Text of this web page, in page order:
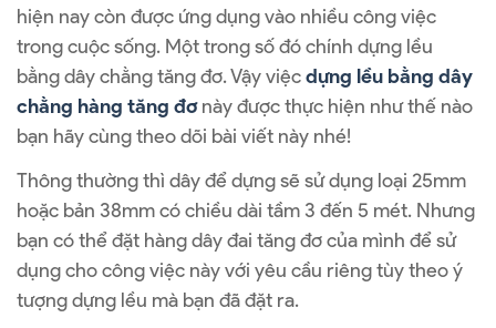
hiện nay còn được ứng dụng vào nhiều công việc
trong cuộc sống. Một trong số đó chính dựng lều
bằng dây chằng tăng đơ. Vậy việcdựng lều bằng dây
chằng hàng tăng đơnày được thực hiện như thế nào
bạn hãy cùng theo dõi bài viết này nhé!
Thông thường thì dây để dựng sẽ sử dụng loại 25mm
hoặc bản 38mm có chiều dài tầm 3 đến 5 mét. Nhưng
bạn có thể đặt hàng dây đai tăng đơ của mình để sử
dụng cho công việc này với yêu cầu riêng tùy theo ý
tượng dựng lều mà bạn đã đặt ra.